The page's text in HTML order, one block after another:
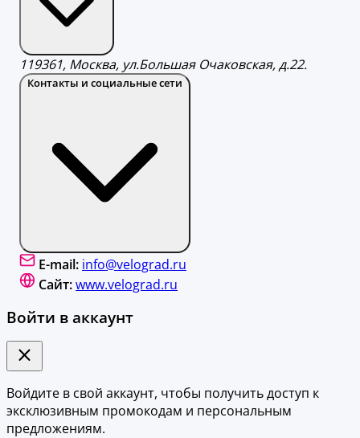
119361, Москва, ул.Большая Очаковская, д.22.
Контакты и социальные сети
E-mail: info@velograd.ru
Сайт:www.velograd.ru
Войти в аккаунт
Войдите в свой аккаунт, чтобы получить доступ к
эксклюзивным промокодам и персональным
предложениям.